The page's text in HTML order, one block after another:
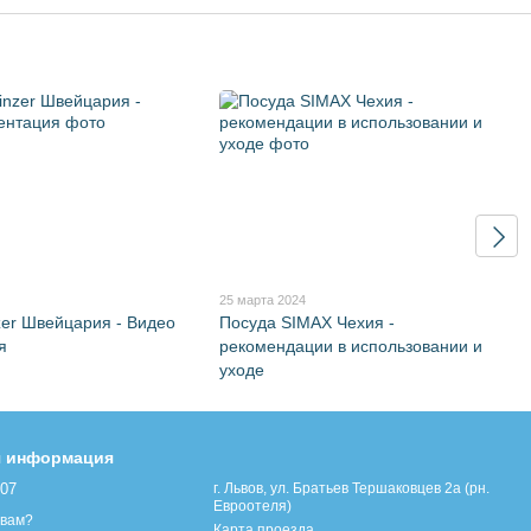
Швейцария - Видео
25 марта 2024
Посуда SIMAX Чехия -
рекомендации в использовании и
уходе
информация
г. Львов, ул. Братьев Тершаковцев 2а (рн.
Евроотеля)